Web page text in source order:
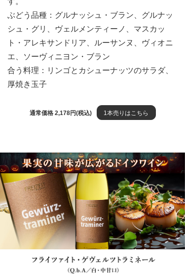
ぶどう品種：グルナッシュ・ブラン、グルナッ
シュ・グリ、ヴェルメンティーノ、マスカッ
ト・アレキサンドリア、ルーサンヌ、ヴィオニ
エ、ソーヴィニヨン・ブラン
合う料理：リンゴとカシューナッツのサラダ、
厚焼き玉子
通常価格 2,178円(税込) 1本売りはこちら